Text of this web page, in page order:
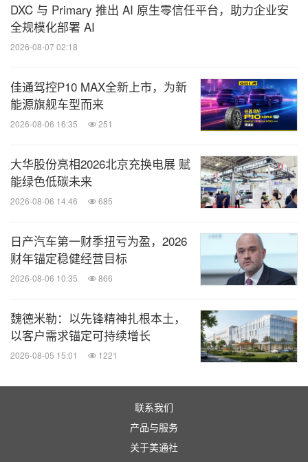
DXC 与 Primary 推出 AI 原生零信任平台，助力企业安
全规模化部署 AI
2026-08-07 02:18
佳通驾控P10 MAX全新上市，为新
能源旗舰车型而来
2026-08-06 16:35 251
大华股份亮相2026北京充换电展 赋
能绿色低碳未来
2026-08-06 14:46 685
日产汽车第一财季扭亏为盈，2026
财年锚定稳健经营目标
2026-08-06 10:35 866
魏德米勒：以先锋精神扎根本土，
以客户需求锚定可持续增长
2026-08-05 15:01 1221
联系我们
产品与服务
关于美通社